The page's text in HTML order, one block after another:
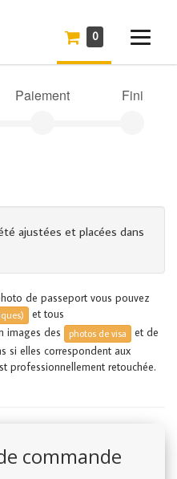
0
Paiement Fini
ajustées et placées dans
de passeport vous pouvez
et tous
images des photos de visa
et de
si elles correspondent aux
professionnellement retouchée.
commande